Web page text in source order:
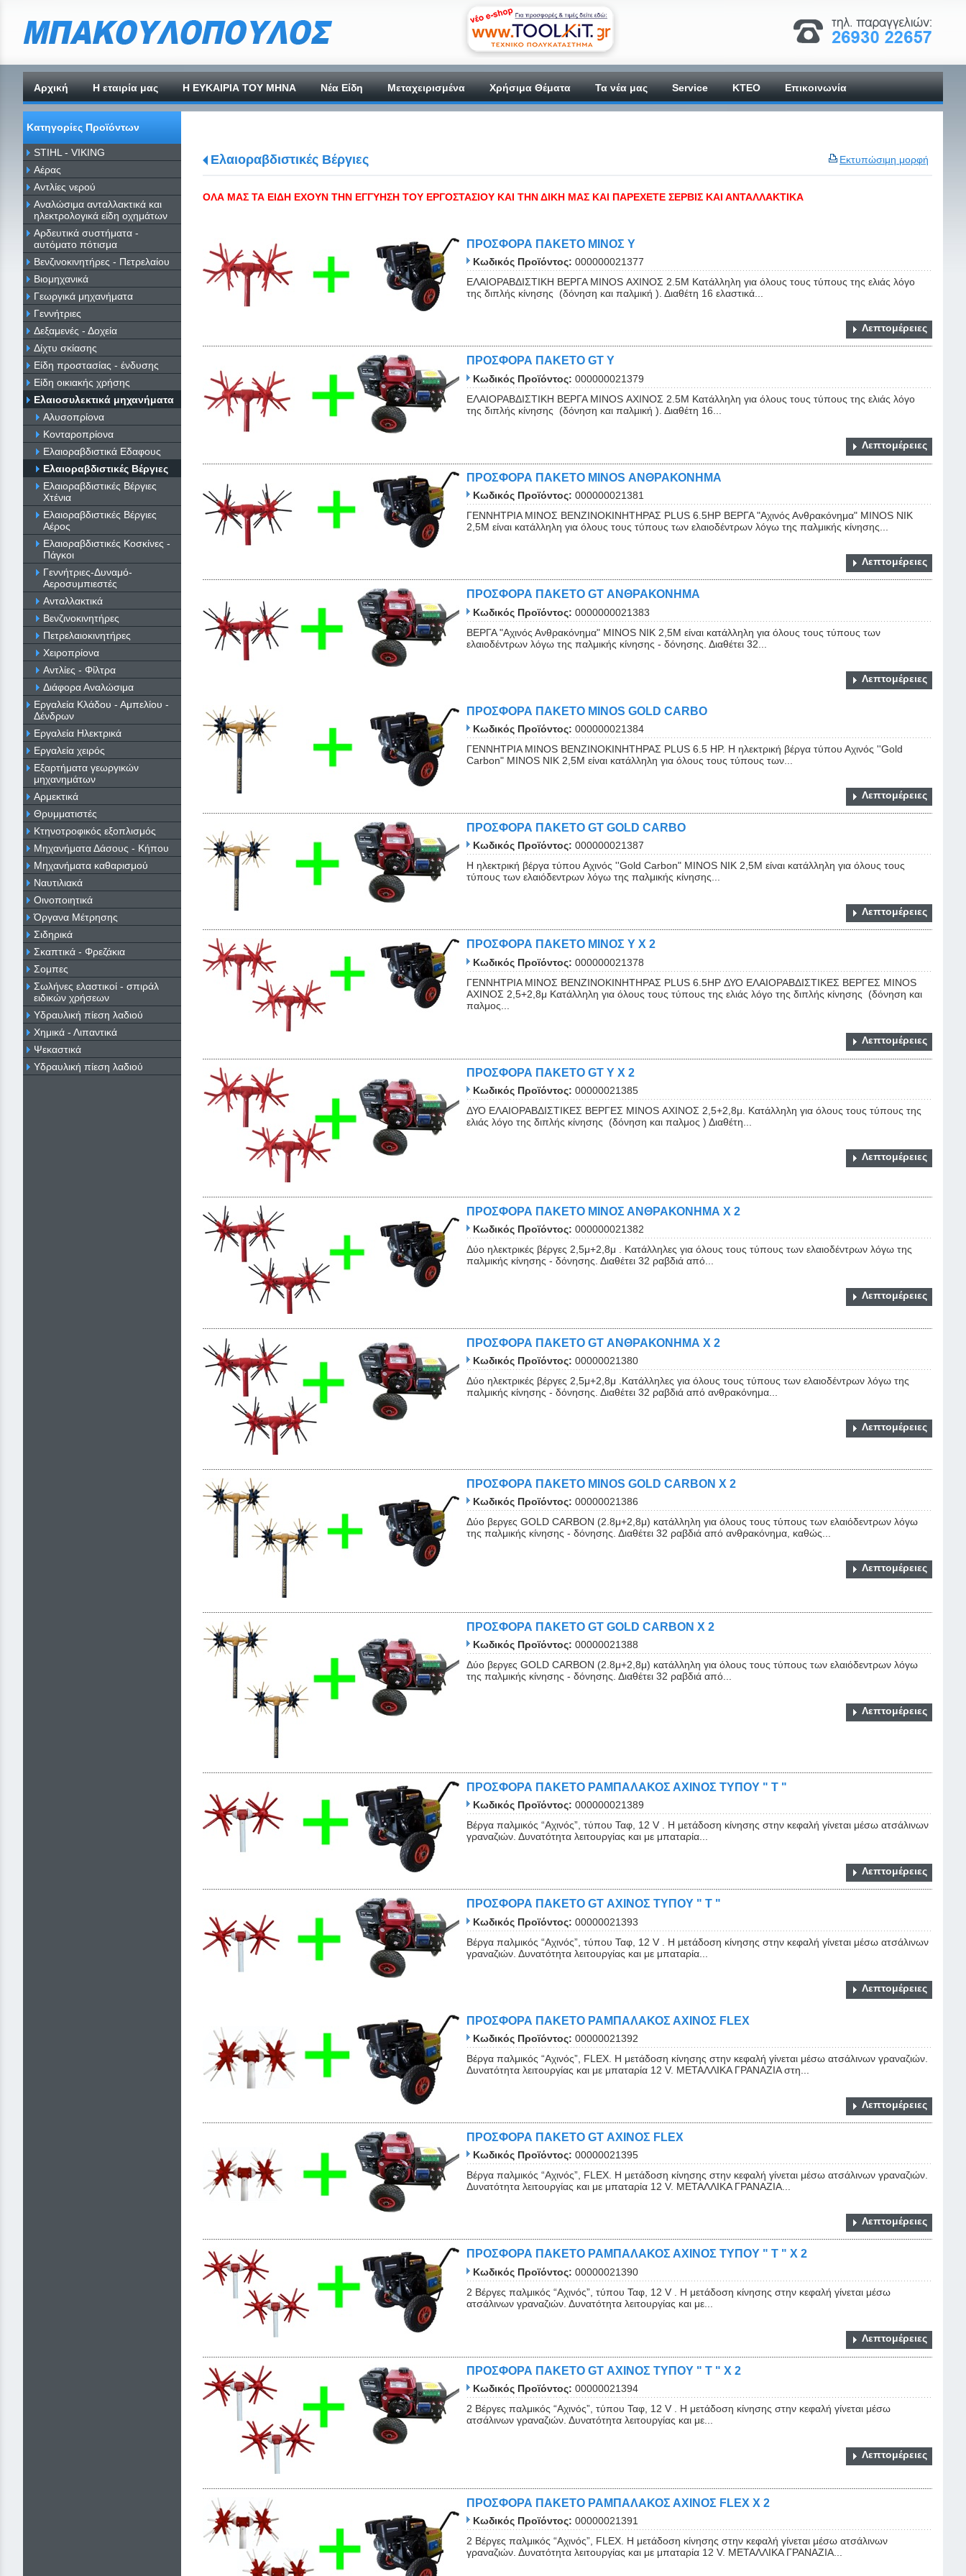
Αρχική H εταιρία μας Η ΕΥΚΑΙΡΙΑ ΤΟΥ ΜΗΝΑ Νέα Είδη Μεταχειρισμένα Χρήσιμα Θέματα Τα νέα μας Service ΚΤΕΟ Επικοινωνία
Κατηγορίες Προϊόντων
STIHL - VIKING
Αέρας
Αντλίες νερού
Αναλώσιμα ανταλλακτικά και
ηλεκτρολογικά είδη οχημάτων
Αρδευτικά συστήματα -
αυτόματο πότισμα
Βενζινοκινητήρες - Πετρελαίου
Βιομηχανικά
Γεωργικά μηχανήματα
Γεννήτριες
Δεξαμενές - Δοχεία
Δίχτυ σκίασης
Είδη προστασίας - ένδυσης
Είδη οικιακής χρήσης
Ελαιοσυλεκτικά μηχανήματα
Αλυσοπρίονα
Κονταροπρίονα
Ελαιοραβδιστικά Εδαφους
Ελαιοραβδιστικές Βέργιες
Ελαιοραβδιστικές Βέργιες
Χτένια
Ελαιοραβδιστικές Βέργιες
Αέρος
Ελαιοραβδιστικές Κοσκίνες -
Πάγκοι
Γεννήτριες-Δυναμό-
Αεροσυμπιεστές
Ανταλλακτικά
Βενζινοκινητήρες
Πετρελαιοκινητήρες
Χειροπρίονα
Αντλίες - Φίλτρα
Διάφορα Αναλώσιμα
Εργαλεία Κλάδου - Αμπελίου -
Δένδρων
Εργαλεία Ηλεκτρικά
Εργαλεία χειρός
Εξαρτήματα γεωργικών
μηχανημάτων
Αρμεκτικά
Θρυμματιστές
Κτηνοτροφικός εξοπλισμός
Μηχανήματα Δάσους - Κήπου
Μηχανήματα καθαρισμού
Ναυτιλιακά
Οινοποιητικά
Όργανα Μέτρησης
Σιδηρικά
Σκαπτικά - Φρεζάκια
Σομπες
Σωλήνες ελαστικοί - σπιράλ
ειδικών χρήσεων
Υδραυλική πίεση λαδιού
Χημικά - Λιπαντικά
Ψεκαστικά
Υδραυλική πίεση λαδιού
Εκτυπώσιμη μορφή
Ελαιοραβδιστικές Βέργιες
ΟΛΑ ΜΑΣ ΤΑ ΕΙΔΗ ΕΧΟΥΝ ΤΗΝ ΕΓΓΥΗΣΗ ΤΟΥ ΕΡΓΟΣΤΑΣΙΟΥ ΚΑΙ ΤΗΝ ΔΙΚΗ ΜΑΣ ΚΑΙ ΠΑΡΕΧΕΤΕ ΣΕΡΒΙΣ ΚΑΙ ΑΝΤΑΛΛΑΚΤΙΚΑ
ΠΡΟΣΦΟΡΑ ΠΑΚΕΤΟ ΜINOΣ Y
Κωδικός Προϊόντος: 000000021377
ΕΛΑΙΟΡΑΒΔΙΣΤΙΚΗ ΒΕΡΓΑ MINOS ΑΧΙΝΟΣ 2.5M Κατάλληλη για όλους τους τύπους της ελιάς λόγο
της διπλής κίνησης (δόνηση και παλμική ). Διαθέτη 16 ελαστικά...
Λεπτομέρειες
ΠΡΟΣΦΟΡΑ ΠΑΚΕΤΟ GT Y
Κωδικός Προϊόντος: 000000021379
ΕΛΑΙΟΡΑΒΔΙΣΤΙΚΗ ΒΕΡΓΑ MINOS ΑΧΙΝΟΣ 2.5M Κατάλληλη για όλους τους τύπους της ελιάς λόγο
της διπλής κίνησης (δόνηση και παλμική ). Διαθέτη 16...
Λεπτομέρειες
ΠΡΟΣΦΟΡΑ ΠΑΚΕΤΟ ΜINOS ΑΝΘΡΑΚΟΝΗΜΑ
Κωδικός Προϊόντος: 000000021381
ΓΕΝΝΗΤΡΙΑ ΜΙΝΟΣ ΒΕΝΖΙΝΟΚΙΝΗΤΗΡΑΣ PLUS 6.5HP ΒΕΡΓΑ "Αχινός Ανθρακόνημα" ΜΙΝΟS NIK
2,5Μ είναι κατάλληλη για όλους τους τύπους των ελαιοδέντρων λόγω της παλμικής κίνησης...
Λεπτομέρειες
ΠΡΟΣΦΟΡΑ ΠΑΚΕΤΟ GT ΑΝΘΡΑΚΟΝΗΜΑ
Κωδικός Προϊόντος: 0000000021383
ΒΕΡΓΑ "Αχινός Ανθρακόνημα" ΜΙΝΟS NIK 2,5Μ είναι κατάλληλη για όλους τους τύπους των
ελαιοδέντρων λόγω της παλμικής κίνησης - δόνησης. Διαθέτει 32...
Λεπτομέρειες
ΠΡΟΣΦΟΡΑ ΠΑΚΕΤΟ MINOS GOLD CARBO
Κωδικός Προϊόντος: 000000021384
ΓΕΝΝΗΤΡΙΑ MINOS ΒΕΝΖΙΝΟΚΙΝΗΤΗΡΑΣ PLUS 6.5 HP. Η ηλεκτρική βέργα τύπου Αχινός ''Gold
Carbon" ΜΙΝΟS NIK 2,5Μ είναι κατάλληλη για όλους τους τύπους των...
Λεπτομέρειες
ΠΡΟΣΦΟΡΑ ΠΑΚΕΤΟ GT GOLD CARBO
Κωδικός Προϊόντος: 000000021387
Η ηλεκτρική βέργα τύπου Αχινός ''Gold Carbon" ΜΙΝΟS NIK 2,5Μ είναι κατάλληλη για όλους τους
τύπους των ελαιόδεντρων λόγω της παλμικής κίνησης...
Λεπτομέρειες
ΠΡΟΣΦΟΡΑ ΠΑΚΕΤΟ ΜΙΝΟΣ Y X 2
Κωδικός Προϊόντος: 000000021378
ΓΕΝΝΗΤΡΙΑ ΜΙΝΟΣ ΒΕΝΖΙΝΟΚΙΝΗΤΗΡΑΣ PLUS 6.5HP ΔΥΟ ΕΛΑΙΟΡΑΒΔΙΣΤΙΚΕΣ ΒΕΡΓΕΣ MINOS
ΑΧΙΝΟΣ 2,5+2,8μ Κατάλληλη για όλους τους τύπους της ελιάς λόγο της διπλής κίνησης (δόνηση και
παλμος...
Λεπτομέρειες
ΠΡΟΣΦΟΡΑ ΠΑΚΕΤΟ GT Y X 2
Κωδικός Προϊόντος: 00000021385
ΔΥΟ ΕΛΑΙΟΡΑΒΔΙΣΤΙΚΕΣ ΒΕΡΓΕΣ MINOS ΑΧΙΝΟΣ 2,5+2,8μ. Kατάλληλη για όλους τους τύπους της
ελιάς λόγο της διπλής κίνησης (δόνηση και παλμος ) Διαθέτη...
Λεπτομέρειες
ΠΡΟΣΦΟΡΑ ΠΑΚΕΤΟ ΜΙΝΟΣ ΑΝΘΡΑΚΟΝΗΜΑ Χ 2
Κωδικός Προϊόντος: 000000021382
Δύο ηλεκτρικές βέργες 2,5μ+2,8μ . Κατάλληλες για όλους τους τύπους των ελαιοδέντρων λόγω της
παλμικής κίνησης - δόνησης. Διαθέτει 32 ραβδιά από...
Λεπτομέρειες
ΠΡΟΣΦΟΡΑ ΠΑΚΕΤΟ GT ΑΝΘΡΑΚΟΝΗΜΑ Χ 2
Κωδικός Προϊόντος: 00000021380
Δύο ηλεκτρικές βέργες 2,5μ+2,8μ .Κατάλληλες για όλους τους τύπους των ελαιοδέντρων λόγω της
παλμικής κίνησης - δόνησης. Διαθέτει 32 ραβδιά από ανθρακόνημα...
Λεπτομέρειες
ΠΡΟΣΦΟΡΑ ΠΑΚΕΤΟ MINOS GOLD CARBON Χ 2
Κωδικός Προϊόντος: 00000021386
Δύο βεργες GOLD CARBON (2.8μ+2,8μ) κατάλληλη για όλους τους τύπους των ελαιόδεντρων λόγω
της παλμικής κίνησης - δόνησης. Διαθέτει 32 ραβδιά από ανθρακόνημα, καθώς...
Λεπτομέρειες
ΠΡΟΣΦΟΡΑ ΠΑΚΕΤΟ GT GOLD CARBON Χ 2
Κωδικός Προϊόντος: 00000021388
Δύο βεργες GOLD CARBON (2.8μ+2,8μ) κατάλληλη για όλους τους τύπους των ελαιόδεντρων λόγω
της παλμικής κίνησης - δόνησης. Διαθέτει 32 ραβδιά από...
Λεπτομέρειες
ΠΡΟΣΦΟΡΑ ΠΑΚΕΤΟ ΡΑΜΠΑΛΑΚΟΣ ΑΧΙΝΟΣ ΤΥΠΟΥ " Τ "
Κωδικός Προϊόντος: 000000021389
Βέργα παλμικός “Αχινός”, τύπου Ταφ, 12 V . Η μετάδοση κίνησης στην κεφαλή γίνεται μέσω ατσάλινων
γραναζιών. Δυνατότητα λειτουργίας και με μπαταρία...
Λεπτομέρειες
ΠΡΟΣΦΟΡΑ ΠΑΚΕΤΟ GT ΑΧΙΝΟΣ ΤΥΠΟΥ " Τ "
Κωδικός Προϊόντος: 00000021393
Βέργα παλμικός “Αχινός”, τύπου Ταφ, 12 V . Η μετάδοση κίνησης στην κεφαλή γίνεται μέσω ατσάλινων
γραναζιών. Δυνατότητα λειτουργίας και με μπαταρία...
Λεπτομέρειες
ΠΡΟΣΦΟΡΑ ΠΑΚΕΤΟ ΡΑΜΠΑΛΑΚΟΣ ΑΧΙΝΟΣ FLEX
Κωδικός Προϊόντος: 00000021392
Βέργα παλμικός “Αχινός”, FLEX. Η μετάδοση κίνησης στην κεφαλή γίνεται μέσω ατσάλινων γραναζιών.
Δυνατότητα λειτουργίας και με μπαταρία 12 V. ΜΕΤΑΛΛΙΚΑ ΓΡΑΝΑΖΙΑ στη...
Λεπτομέρειες
ΠΡΟΣΦΟΡΑ ΠΑΚΕΤΟ GT ΑΧΙΝΟΣ FLEX
Κωδικός Προϊόντος: 00000021395
Βέργα παλμικός “Αχινός”, FLEX. Η μετάδοση κίνησης στην κεφαλή γίνεται μέσω ατσάλινων γραναζιών.
Δυνατότητα λειτουργίας και με μπαταρία 12 V. ΜΕΤΑΛΛΙΚΑ ΓΡΑΝΑΖΙΑ...
Λεπτομέρειες
ΠΡΟΣΦΟΡΑ ΠΑΚΕΤΟ ΡΑΜΠΑΛΑΚΟΣ ΑΧΙΝΟΣ ΤΥΠΟΥ " Τ " X 2
Κωδικός Προϊόντος: 00000021390
2 Βέργες παλμικός “Αχινός”, τύπου Ταφ, 12 V . Η μετάδοση κίνησης στην κεφαλή γίνεται μέσω
ατσάλινων γραναζιών. Δυνατότητα λειτουργίας και με...
Λεπτομέρειες
ΠΡΟΣΦΟΡΑ ΠΑΚΕΤΟ GT ΑΧΙΝΟΣ ΤΥΠΟΥ " Τ " X 2
Κωδικός Προϊόντος: 00000021394
2 Βέργες παλμικός “Αχινός”, τύπου Ταφ, 12 V . Η μετάδοση κίνησης στην κεφαλή γίνεται μέσω
ατσάλινων γραναζιών. Δυνατότητα λειτουργίας και με...
Λεπτομέρειες
ΠΡΟΣΦΟΡΑ ΠΑΚΕΤΟ ΡΑΜΠΑΛΑΚΟΣ ΑΧΙΝΟΣ FLEX X 2
Κωδικός Προϊόντος: 00000021391
2 Βέργες παλμικός “Αχινός”, FLEX. Η μετάδοση κίνησης στην κεφαλή γίνεται μέσω ατσάλινων
γραναζιών. Δυνατότητα λειτουργίας και με μπαταρία 12 V. ΜΕΤΑΛΛΙΚΑ ΓΡΑΝΑΖΙΑ...